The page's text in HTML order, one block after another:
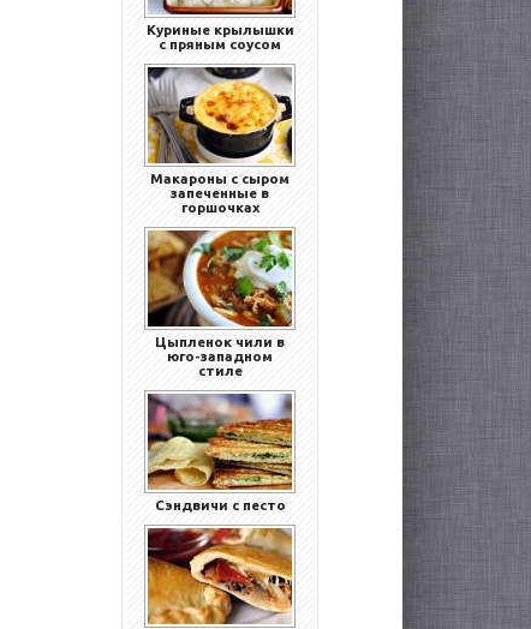
Куриные крылышки
с пряным соусом
Макароны с сыром
запеченные в
горшочках
Цыпленок чили в
юго-западном
стиле
Сэндвичи с песто